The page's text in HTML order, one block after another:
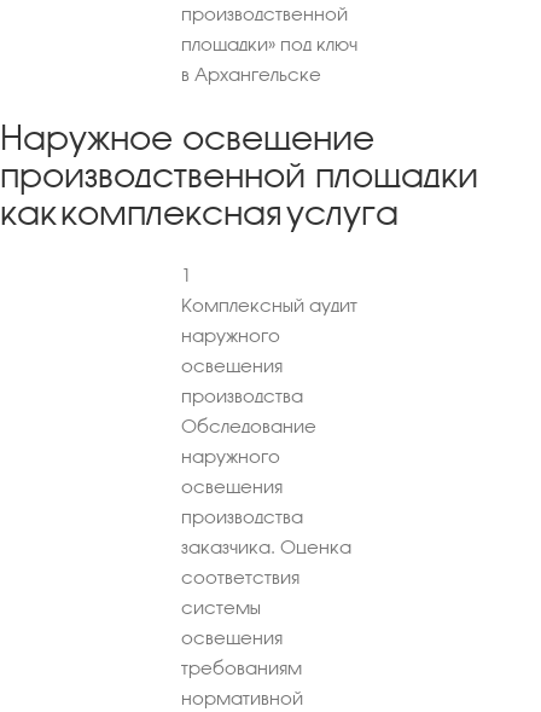
производственной
площадки» под ключ
в Архангельске
Наружное освещение
производственной площадки
как комплексная услуга
1
Комплексный аудит
наружного
освещения
производства
Обследование
наружного
освещения
производства
заказчика. Оценка
соответствия
системы
освещения
требованиям
нормативной